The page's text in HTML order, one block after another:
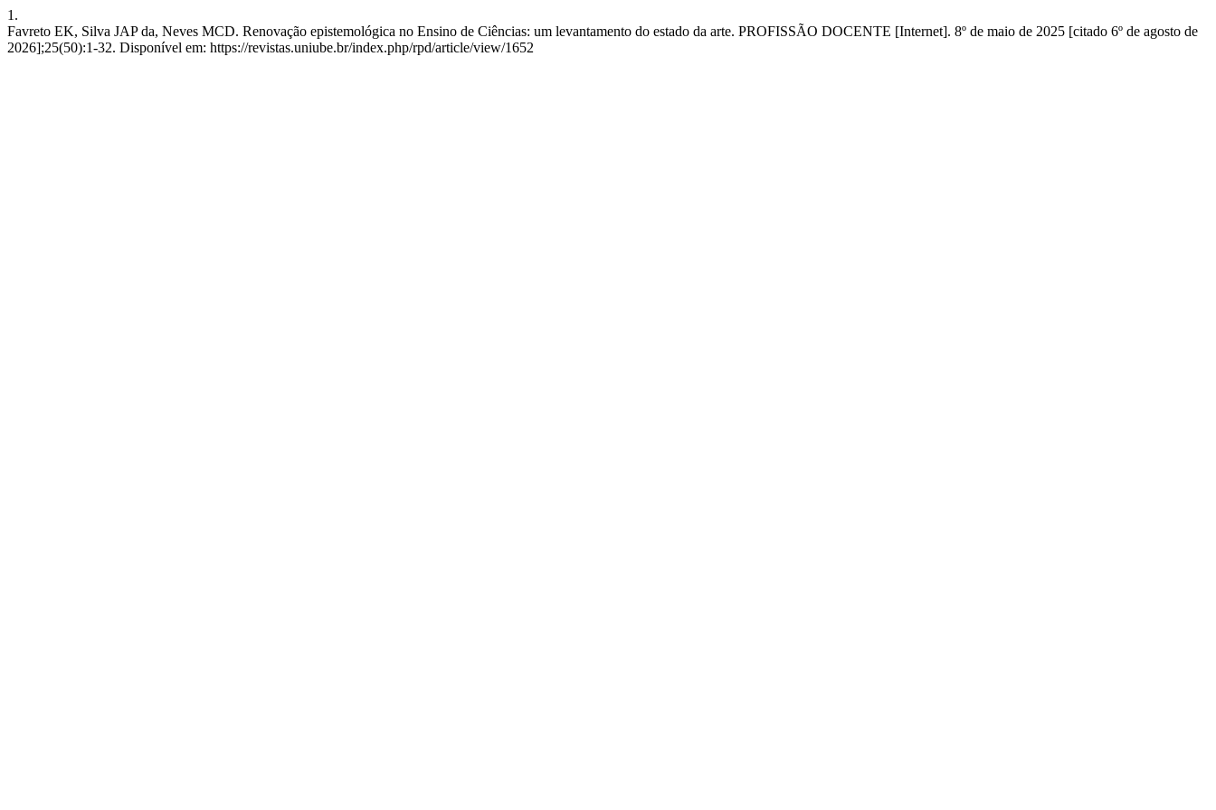
1.
Favreto EK, Silva JAP da, Neves MCD. Renovação epistemológica no Ensino de Ciências: um levantamento do estado da arte. PROFISSÃO DOCENTE [Internet]. 8º de maio de 2025 [citado 6º de agosto de
2026];25(50):1-32. Disponível em: https://revistas.uniube.br/index.php/rpd/article/view/1652